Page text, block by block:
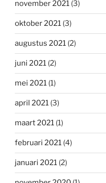
november 2021 (3)
oktober 2021 (3)
augustus 2021 (2)
juni 2021 (2)
mei 2021 (1)
april 2021 (3)
maart 2021 (1)
februari 2021 (4)
januari 2021 (2)